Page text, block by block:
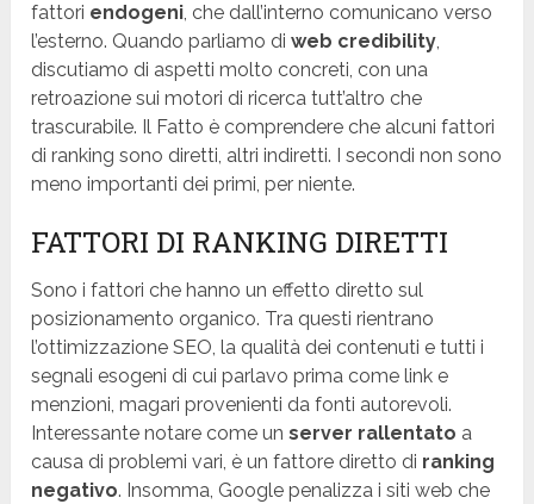
fattori endogeni, che dall’interno comunicano verso
l’esterno. Quando parliamo diweb credibility,
discutiamo di aspetti molto concreti, con una
retroazione sui motori di ricerca tutt’altro che
trascurabile. Il Fatto è comprendere che alcuni fattori
di ranking sono diretti, altri indiretti. I secondi non sono
meno importanti dei primi, per niente.
FATTORI DI RANKING DIRETTI
Sono i fattori che hanno un effetto diretto sul
posizionamento organico. Tra questi rientrano
l’ottimizzazione SEO, la qualità dei contenuti e tutti i
segnali esogeni di cui parlavo prima come link e
menzioni, magari provenienti da fonti autorevoli.
Interessante notare come unserver rallentato a
causa di problemi vari, è un fattore diretto di ranking
negativo. Insomma, Google penalizza i siti web che